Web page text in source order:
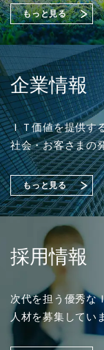
『1,149件のAI
コンテストを開
（4,221KB）
2026年07月13日
譲渡制限付株式
了に関するお知
2025年08月20日
「トータルセキ
した。
2021年03月01日
2022年度 新卒
2026年06月03日
株式会社大塚商
「安衛法・JIS
2026年03月04日
工場セキュリテ
2026／情報セキ
もっと見る
企業情報
ＩＴ価値を提供す
社会・お客さまの
もっと見る
採用情報
次代を担う優秀な
人材を募集してい